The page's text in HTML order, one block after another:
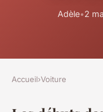
Adèle•2
Accueil›Voiture